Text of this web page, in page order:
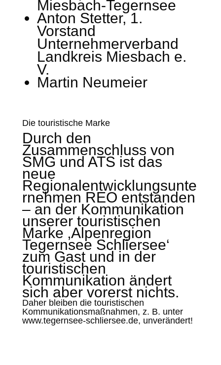
Miesbach-Tegernsee
Anton Stetter, 1.
Vorstand
Unternehmerverband
Landkreis Miesbach e.
V.
Martin Neumeier
Die touristische Marke
Durch den
Zusammenschluss von
SMG und ATS ist das
neue
Regionalentwicklungsunte
rnehmen REO entstanden
– an der Kommunikation
unserer touristischen
Marke ‚Alpenregion
Tegernsee Schliersee‘
zum Gast und in der
touristischen
Kommunikation ändert
sich aber vorerst nichts.
Daher bleiben die touristischen
Kommunikationsmaßnahmen, z. B. unter
www.tegernsee-schliersee.de, unverändert!